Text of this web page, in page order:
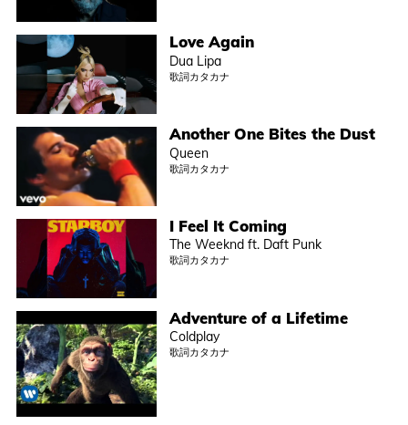
Love Again
Dua Lipa
歌詞カタカナ
Another One Bites the Dust
Queen
歌詞カタカナ
I Feel It Coming
The Weeknd ft. Daft Punk
歌詞カタカナ
Adventure of a Lifetime
Coldplay
歌詞カタカナ